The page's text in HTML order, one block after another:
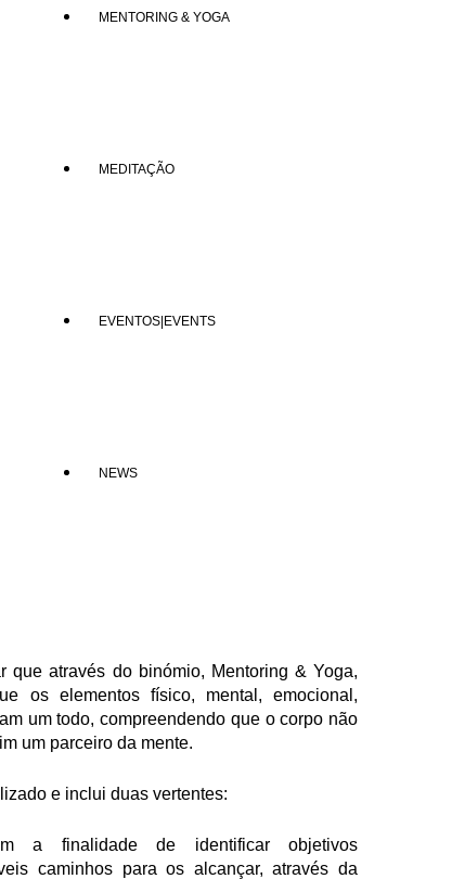
MENTORING & YOGA
MEDITAÇÃO
EVENTOS|EVENTS
NEWS
que através do binómio, Mentoring & Yoga,
os elementos físico, mental, emocional,
um todo, compreendendo que o corpo não
um parceiro da mente.
e inclui duas vertentes:
a finalidade de identificar objetivos
caminhos para os alcançar, através da